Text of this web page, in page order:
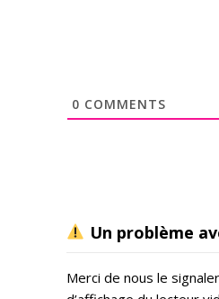
0 COMMENTS
Un problème
Merci de nous le